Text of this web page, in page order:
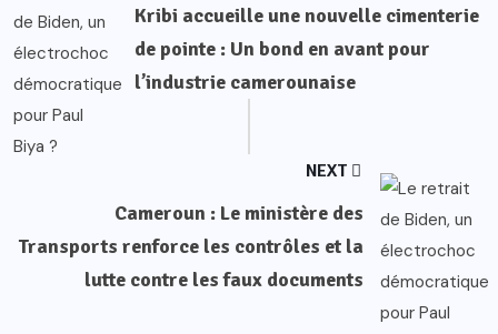
Kribi accueille une nouvelle cimenterie
de pointe : Un bond en avant pour
l’industrie camerounaise
NEXT
Cameroun : Le ministère des
Transports renforce les contrôles et la
lutte contre les faux documents